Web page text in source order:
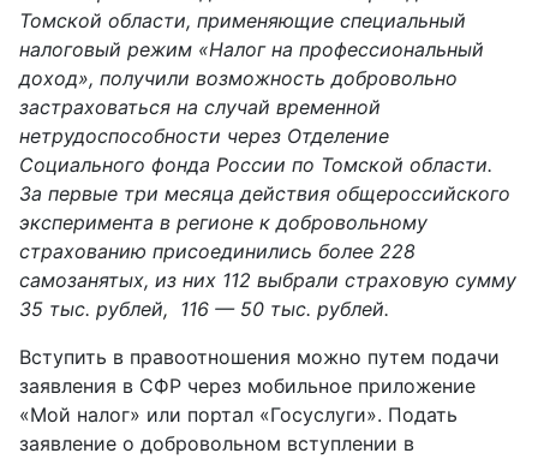
Томской области, применяющие специальный
налоговый режим «Налог на профессиональный
доход», получили возможность добровольно
застраховаться на случай временной
нетрудоспособности через Отделение
Социального фонда России по Томской области.
За первые три месяца действия общероссийского
эксперимента в регионе к добровольному
страхованию присоединились более 228
самозанятых, из них 112 выбрали страховую сумму
35 тыс. рублей, 116 — 50 тыс. рублей.
Вступить в правоотношения можно путем подачи
заявления в СФР через мобильное приложение
«Мой налог» или портал «Госуслуги». Подать
заявление о добровольном вступлении в